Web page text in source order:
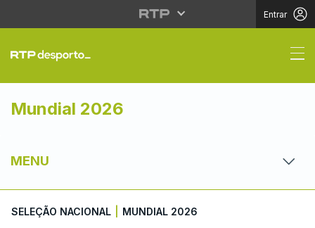
Entrar
Vitinha diz que
Mundial 2026
MENU
SELEÇÃO NACIONAL MUNDIAL 2026